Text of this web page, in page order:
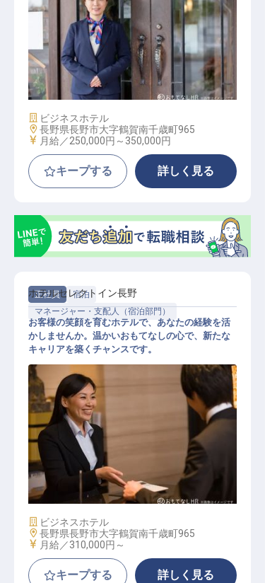
ホテルコンシェルジュ
施設業態
ビジネスホテル
勤務地
長野県長野市大字鶴賀南千歳町965
給与
月給／250,000円～ 350,000円
キープする 詳しく見る
正社員
宿泊
マネージャー・支配人（宿泊部門）
店舗責任者
ホテルセレクトイン長野
お客様の笑顔を育むホテルで、あなたの経験を活
かしませんか。温かいおもてなしの心で、新たな
キャリアを築くチャンスです。
施設業態
ビジネスホテル
勤務地
長野県長野市大字鶴賀南千歳町965
給与
月給／310,000円～
キープする 詳しく見る